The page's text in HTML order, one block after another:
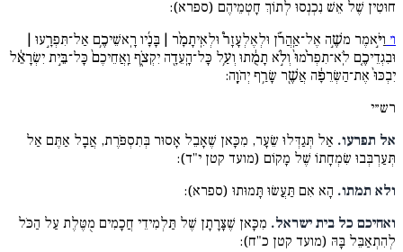
חוּטִין שֶׁל אֵשׁ נִכְנְסוּ לְתוֹךְ חָטְמֵיהֶם (ספרא):
ו׳ וַיֹּ֣אמֶר משֶׁ֣ה אֶל־אַֽהֲרֹ֡ן וּלְאֶלְעָזָר֩ וּלְאִֽיתָמָ֨ר | בָּנָ֜יו רָֽאשֵׁיכֶ֥ם אַל־תִּפְרָ֣עוּ |
וּבִגְדֵיכֶ֤ם לֹֽא־תִפְרֹ֨מוּ֙ וְלֹ֣א תָמֻ֔תוּ וְעַ֥ל כָּל־הָֽעֵדָ֖ה יִקְצֹ֑ף וַֽאֲחֵיכֶם֙ כָּל־בֵּ֣ית יִשְׂרָאֵ֔ל
יִבְכּוּ֙ אֶת־הַשְּׂרֵפָ֔ה אֲשֶׁ֖ר שָׂרַ֥ף יְהֹוָֽה:
רש״י
אל תפרעו. אַל תְּגַדְּלוּ שֵׂעָר, מִכָּאן שֶׁאָבֵל אָסוּר בְּתִסְפֹּרֶת, אֲבָל אַתֶּם אַל
תְּעַרְבְּבוּ שִׂמְחָתוֹ שֶׁל מָקוֹם (מועד קטן י"ד):
ולא תמתו. הָא אִם תַּעֲשׂוּ תָּמוּתוּ (ספרא):
ואחיכם כל בית ישראל. מִכָּאן שֶׁצָּרָתָן שֶׁל תַּלְמִידֵי חֲכָמִים מֻטֶּלֶת עַל הַכֹּל
לְהִתְאַבֵּל בָּהּ (מועד קטן כ"ח):